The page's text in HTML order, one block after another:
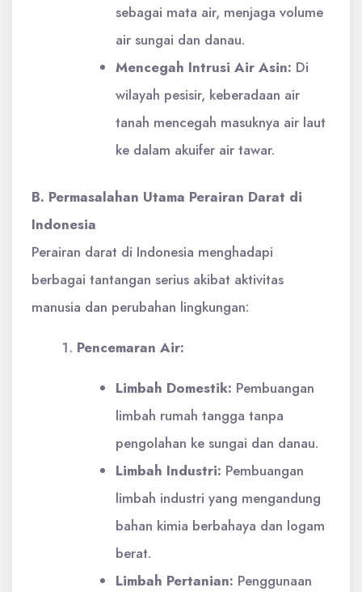
sebagai mata air, menjaga volume
air sungai dan danau.
Mencegah Intrusi Air Asin: Di
wilayah pesisir, keberadaan air
tanah mencegah masuknya air laut
ke dalam akuifer air tawar.
B. Permasalahan Utama Perairan Darat di
Indonesia
Perairan darat di Indonesia menghadapi
berbagai tantangan serius akibat aktivitas
manusia dan perubahan lingkungan:
Pencemaran Air:
Limbah Domestik: Pembuangan
limbah rumah tangga tanpa
pengolahan ke sungai dan danau.
Limbah Industri: Pembuangan
limbah industri yang mengandung
bahan kimia berbahaya dan logam
berat.
Limbah Pertanian: Penggunaan